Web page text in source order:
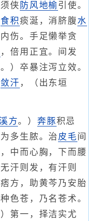
侠 防风地榆引使。
食积痰涎，消脐腹 水
伤。手足懒举贪
，倍用正宜。间发
）卒暴注泻立效。
敛汗 ，（出东垣
方。） 奔豚积忌
多生脓。治 皮毛间
中而心胸，下而腰
汗则发，有汗则
方，助黄芩乃安胎
色苍，乃名苍术。
第一，择洁实尤